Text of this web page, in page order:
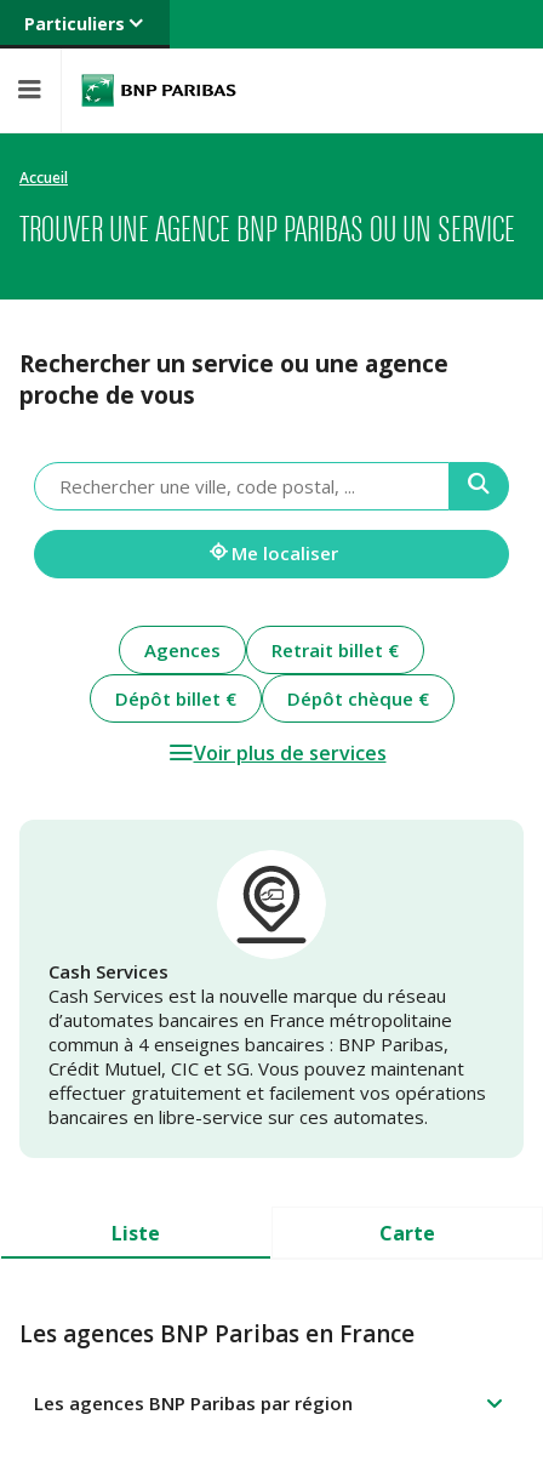
Particuliers
Banque privée
Entreprises
Accueil
TROUVER UNE AGENCE BNP PARIBAS OU UN SERVICE
Rechercher un service ou une agence
proche de vous
Veuillez
renseigner
une
adresse
Me localiser
Agences
Retrait billet €
Dépôt billet €
Dépôt chèque €
Voir plus de services
Cash Services
Cash Services est la nouvelle marque du réseau
d’automates bancaires en France métropolitaine
commun à 4 enseignes bancaires : BNP Paribas,
Crédit Mutuel, CIC et SG. Vous pouvez maintenant
effectuer gratuitement et facilement vos opérations
bancaires en libre-service sur ces automates.
Liste Carte
Les agences BNP Paribas en France
Les agences BNP Paribas par région